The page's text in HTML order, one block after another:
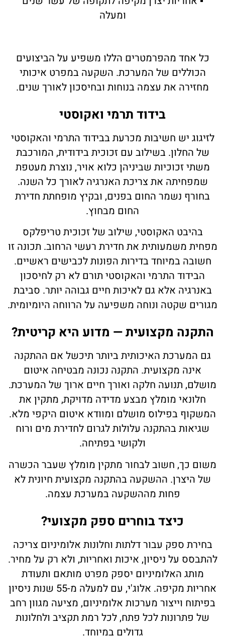
ומעלה
כל אחד מהפרמטרים הללו משפיע על הביצועים
הכוללים של המערכת. השקעה במפרט איכותי
מחזירה את עצמה בנוחות ובחיסכון לאורך שנים.
בידוד תרמי ואקוסטי
לזיגוג יש חשיבות מכרעת בבידוד התרמי והאקוסטי
של החלון. בשילוב עם זכוכית בידודית, המורכבת
משתי זכוכיות שביניהן כלוא אויר, נוצרת מעטפת
שמפחיתה את צריכת האנרגיה לאורך כל השנה.
בחורף נשמר החום בפנים, ובקיץ מופחתת חדירת
החום מבחוץ.
בהיבט האקוסטי, שילוב של זכוכית טריפלקס
מפחית משמעותית את חדירת רעשי הרחוב. תכונה זו
חשובה במיוחד בדירות הפונות לכבישים ראשיים.
הבידוד התרמי והאקוסטי תורם לא רק לחיסכון
באנרגיה אלא גם לאיכות חיים גבוהה יותר. סביבת
מגורים שקטה ונוחה משפיעה על הרווחה היומיומית.
התקנה מקצועית — מדוע היא קריטית?
גם המערכת האיכותית ביותר תיכשל אם ההתקנה
אינה מקצועית. התקנה נכונה מבטיחה איטום
מושלם, תנועה חלקה ואורך חיים ארוך של המערכת.
חלונאי מומלץ מבצע מדידה מדויקת, מתקין את
המשקוף בפילוס מושלם ומוודא איטום היקפי מלא.
שגיאות בהתקנה עלולות לגרום לחדירת מים ורוח
ולקושי בפתיחה.
משום כך, חשוב לבחור מתקין מומלץ שעבר הכשרה
של היצרן. ההשקעה בהתקנה מקצועית חיונית לא
פחות מההשקעה במערכת עצמה.
כיצד בוחרים ספק מקצועי?
בחירת ספק עבור דלתות וחלונות אלומיניום צריכה
להתבסס על ניסיון, איכות ואחריות, ולא רק על מחיר.
מותג האלומיניום יספק מפרט מותאם ותעודת
אחריות מקיפה. אלוג'י, עם למעלה מ-55 שנות ניסיון
בפיתוח וייצור מערכות אלומיניום, מציעה מגוון רחב
של פתרונות לכל פתח, לכל רמת תקציב ולחלונות
גדולים במיוחד.